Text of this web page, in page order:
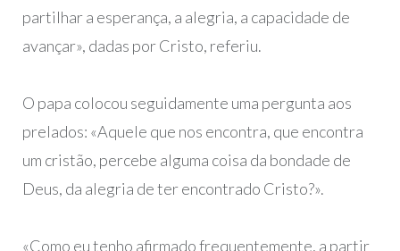
partilhar a esperança, a alegria, a capacidade de
avançar», dadas por Cristo, referiu.
O papa colocou seguidamente uma pergunta aos
prelados: «Aquele que nos encontra, que encontra
um cristão, percebe alguma coisa da bondade de
Deus, da alegria de ter encontrado Cristo?».
«Como eu tenho afirmado frequentemente, a partir